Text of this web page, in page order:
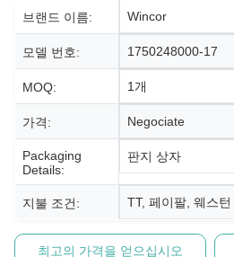
브랜드 이름: Wincor
모델 번호: 1750248000-17
MOQ: 1개
가격: Negociate
Packaging
Details:
판지 상자
지불 조건: TT, 페이팔, 웨스
최고의 가격을 얻으십시오